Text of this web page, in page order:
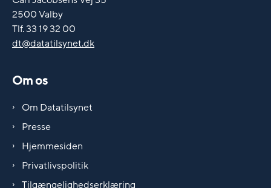
2500 Valby
Tlf. 33 19 32 00
dt@datatilsynet.dk
Om os
Om Datatilsynet
Presse
Hjemmesiden
Privatlivspolitik
Tilgængelighedserklæring